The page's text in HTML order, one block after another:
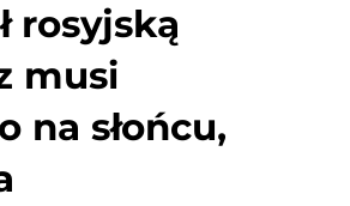
rosyjską
musi
na słońcu,